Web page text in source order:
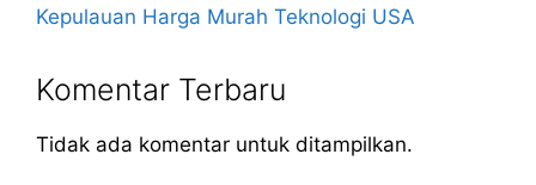
Kepulauan Harga Murah Teknologi USA
Komentar Terbaru
Tidak ada komentar untuk ditampilkan.